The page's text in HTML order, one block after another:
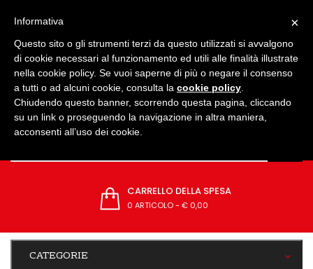
CARRELLO DELLA SPESA
0 ARTICOLO- € 0,00
CATEGORIE
×
Informativa
Questo sito o gli strumenti terzi da questo utilizzati si avvalgono
di cookie necessari al funzionamento ed utili alle finalità illustrate
nella cookie policy. Se vuoi saperne di più o negare il consenso
a tutti o ad alcuni cookie, consulta la cookie policy
Chiudendo questo banner, scorrendo questa pagina, cliccando
su un link o proseguendo la navigazione in altra maniera,
acconsenti all’uso dei cookie.